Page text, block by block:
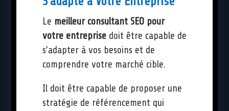
Le meilleur consultant SEO pour
votre entreprisedoit être capable de
s’adapter à vos besoins et de
comprendre votre marché cible.
Il doit être capable de proposer une
stratégie de référencement qui